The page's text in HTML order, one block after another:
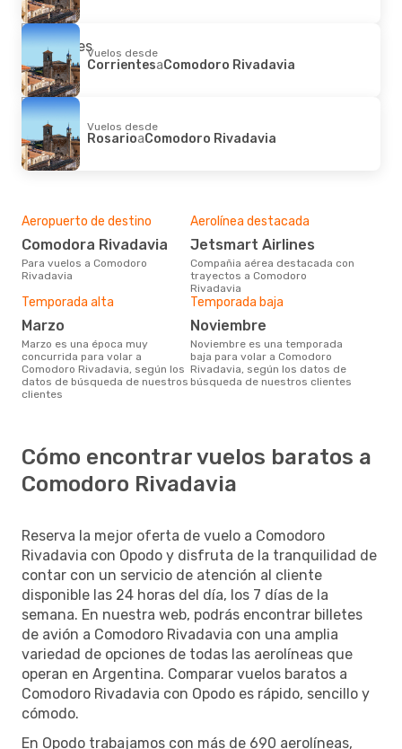
Vuelos desde
CorrientesaComodoro Rivadavia
Vuelos desde
RosarioaComodoro Rivadavia
Aeropuerto de destino
Comodora Rivadavia
Para vuelos a Comodoro
Rivadavia
Aerolínea destacada
Jetsmart Airlines
Compañia aérea destacada con
trayectos a Comodoro
Rivadavia
Temporada alta
marzo
marzo es una época muy
concurrida para volar a
Comodoro Rivadavia, según los
datos de búsqueda de nuestros
clientes
Temporada baja
noviembre
noviembre es una temporada
baja para volar a Comodoro
Rivadavia, según los datos de
búsqueda de nuestros clientes
Cómo encontrar vuelos baratos a
Comodoro Rivadavia
Reserva la mejor oferta de vuelo a Comodoro
Rivadavia con Opodo y disfruta de la tranquilidad de
contar con un servicio de atención al cliente
disponible las 24 horas del día, los 7 días de la
semana. En nuestra web, podrás encontrar billetes
de avión a Comodoro Rivadavia con una amplia
variedad de opciones de todas las aerolíneas que
operan en Argentina. Comparar vuelos baratos a
Comodoro Rivadavia con Opodo es rápido, sencillo y
cómodo.
En Opodo trabajamos con más de 690 aerolíneas,